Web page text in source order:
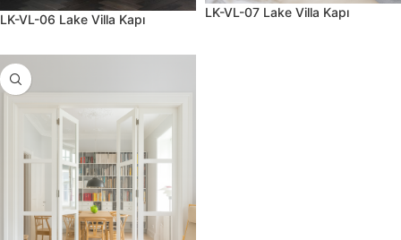
LK-VL-06 Lake Villa Kapı
LK-VL-07 Lake Villa Kapı